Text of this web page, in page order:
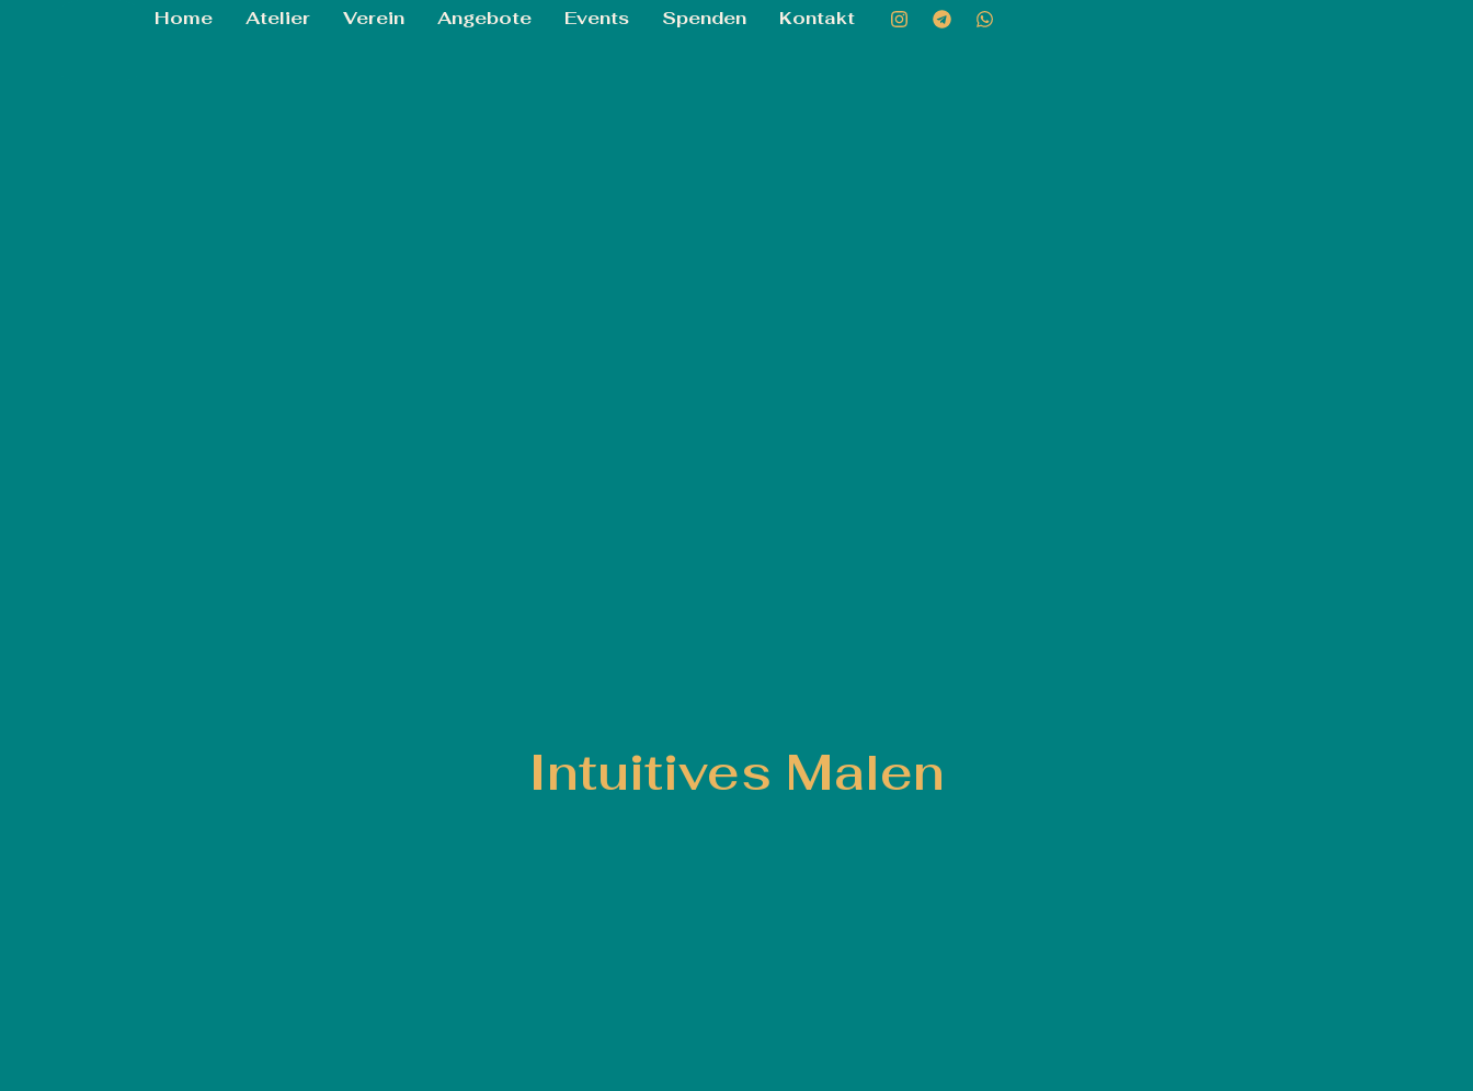
Home Atelier Verein Angebote Events Spenden Kontakt
Intuitives Malen